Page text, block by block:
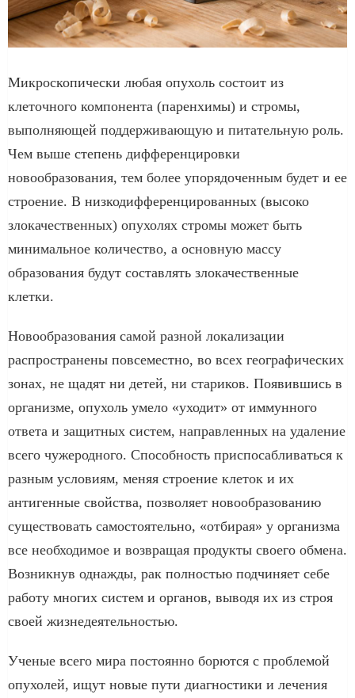
Микроскопически любая опухоль состоит из
клеточного компонента (паренхимы) и стромы,
выполняющей поддерживающую и питательную роль.
Чем выше степень дифференцировки
новообразования, тем более упорядоченным будет и ее
строение. В низкодифференцированных (высоко
злокачественных) опухолях стромы может быть
минимальное количество, а основную массу
образования будут составлять злокачественные
клетки.
Новообразования самой разной локализации
распространены повсеместно, во всех географических
зонах, не щадят ни детей, ни стариков. Появившись в
организме, опухоль умело «уходит» от иммунного
ответа и защитных систем, направленных на удаление
всего чужеродного. Способность приспосабливаться к
разным условиям, меняя строение клеток и их
антигенные свойства, позволяет новообразованию
существовать самостоятельно, «отбирая» у организма
все необходимое и возвращая продукты своего обмена.
Возникнув однажды, рак полностью подчиняет себе
работу многих систем и органов, выводя их из строя
своей жизнедеятельностью.
Ученые всего мира постоянно борются с проблемой
опухолей, ищут новые пути диагностики и лечения